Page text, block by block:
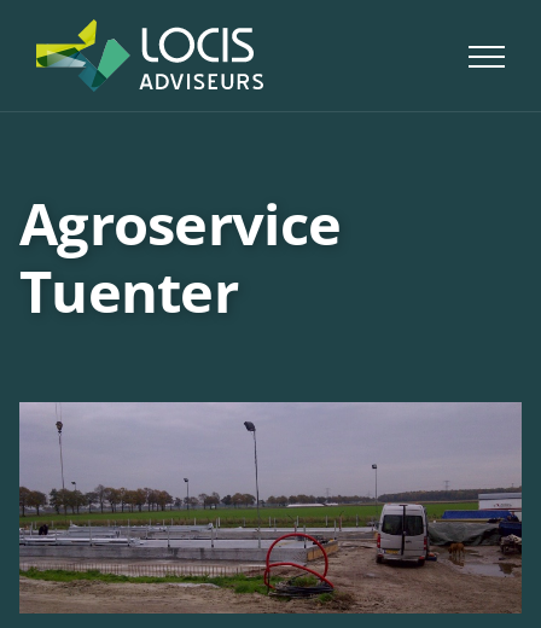
Agroservice
Tuenter